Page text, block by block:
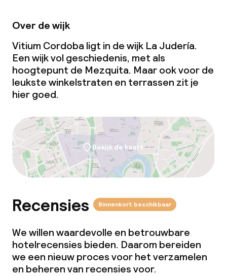
Over de wijk
Vitium Cordoba ligt in de wijk La Judería.
Een wijk vol geschiedenis, met als
hoogtepunt de Mezquita. Maar ook voor de
leukste winkelstraten en terrassen zit je
hier goed.
Bekijk de kaart
Recensies Binnenkort beschikbaar
We willen waardevolle en betrouwbare
hotelrecensies bieden. Daarom bereiden
we een nieuw proces voor het verzamelen
en beheren van recensies voor.